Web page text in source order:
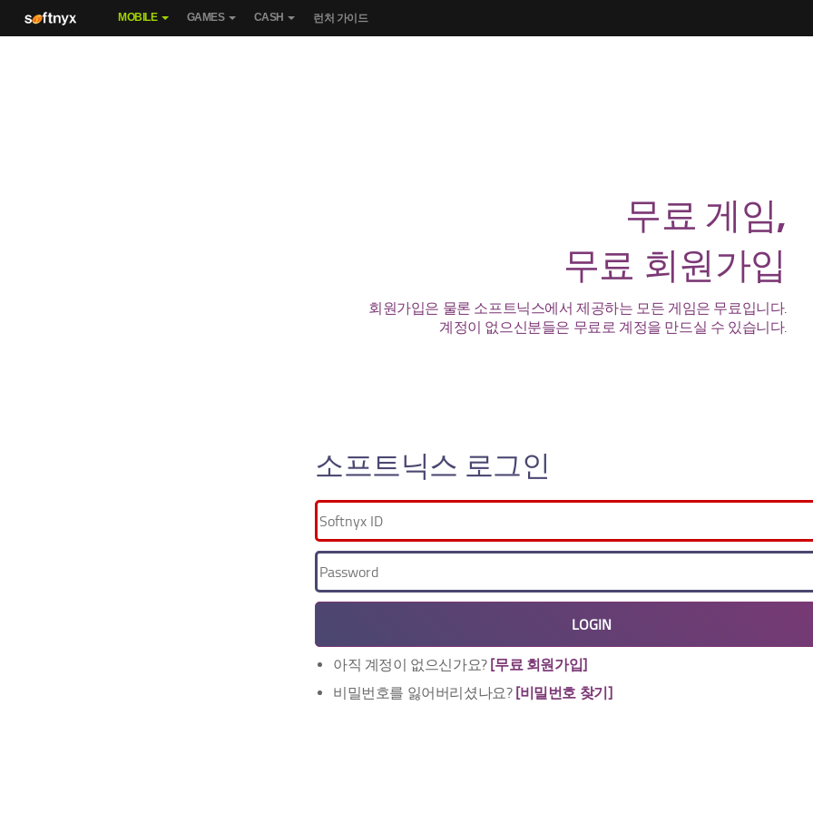
MOBILE GAMES CASH 런처 가이드
무료 게임,
무료 회원가입
회원가입은 물론 소프트닉스에서 제공하는 모든 게임은 무료입니다.
계정이 없으신분들은 무료로 계정을 만드실 수 있습니다.
소프트닉스 로그인
아직 계정이 없으신가요? [무료 회원가입]
비밀번호를 잃어버리셨나요? [비밀번호 찾기]